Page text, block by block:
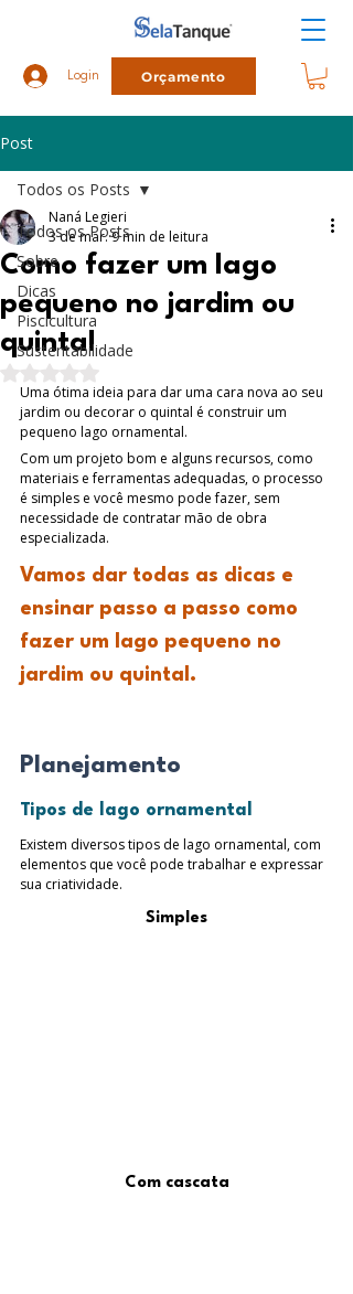
Login Orçamento
Post
Todos os Posts
Sobre
Dicas
Piscicultura
Sustentabilidade
Todos os Posts
Como fazer um lago
pequeno no jardim ou
quintal
Naná Legieri
3 de mar.9 min de leitura
Avaliado com NaN de 5 estrelas.
Uma ótima ideia para dar uma cara nova ao seu
jardim ou decorar o quintal é construir um
pequeno lago ornamental.
Com um projeto bom e alguns recursos, como
materiais e ferramentas adequadas, o processo
é simples e você mesmo pode fazer, sem
necessidade de contratar mão de obra
especializada.
Vamos dar todas as dicas e
ensinar passo a passo como
fazer um lago pequeno no
jardim ou quintal.
Planejamento
Tipos de lago ornamental
Existem diversos tipos de lago ornamental, com
elementos que você pode trabalhar e expressar
sua criatividade.
Simples
Com cascata